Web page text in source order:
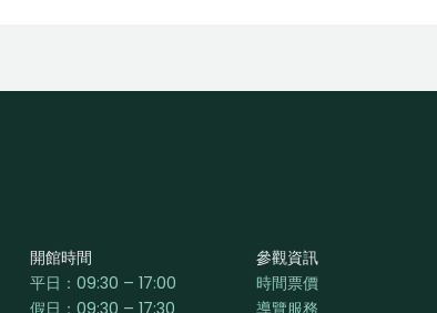
開館時間
平日：09:30 – 17:00
參觀資訊
時間票價